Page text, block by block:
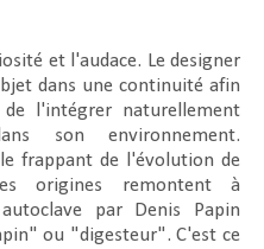
et l'audace. Le designer
dans une continuité afin
l'intégrer naturellement
son environnement.
frappant de l'évolution de
origines remontent à
par Denis Papin
ou "digesteur". C'est ce